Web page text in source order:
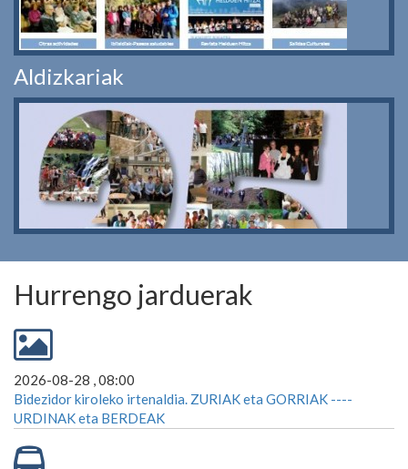
Aldizkariak
Hurrengo jarduerak
2026-08-28 , 08:00
Bidezidor kiroleko irtenaldia. ZURIAK eta GORRIAK ----
URDINAK eta BERDEAK